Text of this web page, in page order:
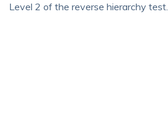
Level 2 of the reverse hierarchy test.